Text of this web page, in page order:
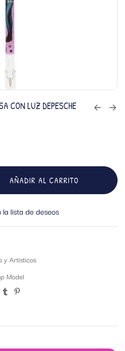
CON LUZ DEPESCHE
AÑADIR AL CARRITO
la lista de deseos
y Artisticos
Model